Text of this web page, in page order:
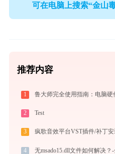
可在电脑上搜索“金山
推荐内容
1
2 Test
3 疯歌音效平台VST插件/补丁
4 无msado15.dll文件如何解决？